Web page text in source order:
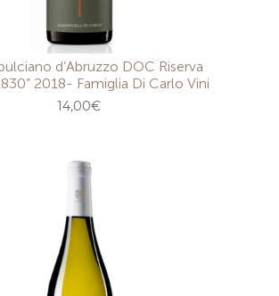
d’Abruzzo DOC Riserva
2018- Famiglia Di Carlo Vini
14,00€